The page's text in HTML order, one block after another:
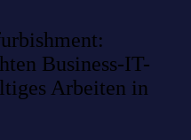
Business-IT-
Arbeiten in